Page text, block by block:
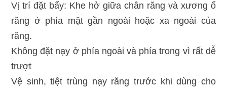
Vị trí đặt bẩy: Khe hở giữa chân răng và xương ổ
răng ở phía mặt gần ngoài hoặc xa ngoài của
răng.
Không đặt nạy ở phía ngoài và phía trong vì rất dễ
trượt
Vệ sinh, tiệt trùng nạy răng trước khi dùng cho